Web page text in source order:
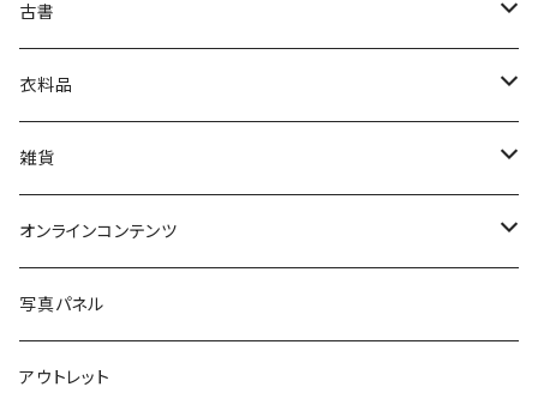
絵本・児童書
娯楽・エンターテインメント
古書
古書セット
美術
衣料品
POLEWARDS
Tシャツ
雑貨
バッグ
ブックカバー
マグカップ
オンラインコンテンツ
冒険クロストーク
写真パネル
アウトレット